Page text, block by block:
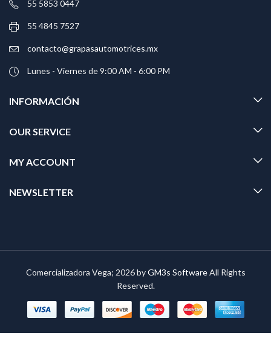
55 5853 0447
55 4845 7527
contacto@grapasautomotrices.mx
Lunes - Viernes de 9:00 AM - 6:00 PM
INFORMACIÓN
OUR SERVICE
MY ACCOUNT
NEWSLETTER
Comercializadora Vega; 2026 byGM3s SoftwareAll Rights
Reserved.